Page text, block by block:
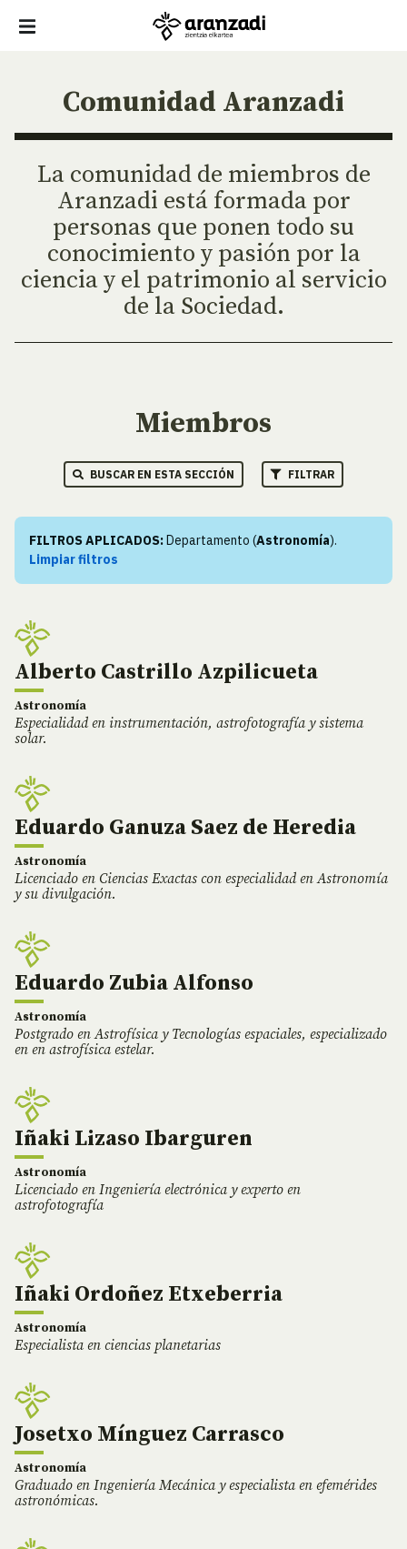
Comunidad Aranzadi
La comunidad de miembros de
Aranzadi está formada por
personas que ponen todo su
conocimiento y pasión por la
ciencia y el patrimonio al servicio
de la Sociedad.
Miembros
BUSCAR EN ESTA SECCIÓN FILTRAR
FILTROS APLICADOS:Departamento (Astronomía).
Limpiar filtros
Alberto Castrillo Azpilicueta
Astronomía
Especialidad en instrumentación, astrofotografía y sistema
solar.
Eduardo Ganuza Saez de Heredia
Astronomía
Licenciado en Ciencias Exactas con especialidad en Astronomía
y su divulgación.
Eduardo Zubia Alfonso
Astronomía
Postgrado en Astrofísica y Tecnologías espaciales, especializado
en en astrofísica estelar.
Iñaki Lizaso Ibarguren
Astronomía
Licenciado en Ingeniería electrónica y experto en
astrofotografía
Iñaki Ordoñez Etxeberria
Astronomía
Especialista en ciencias planetarias
Josetxo Mínguez Carrasco
Astronomía
Graduado en Ingeniería Mecánica y especialista en efemérides
astronómicas.